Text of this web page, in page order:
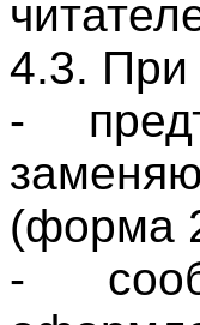
4.3. При
-
(форма
-